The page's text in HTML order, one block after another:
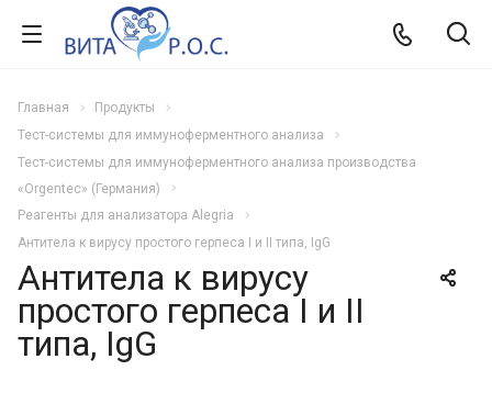
Главная
Продукты
Тест-системы для иммуноферментного анализа
Тест-системы для иммуноферментного анализа производства
«Orgentec» (Германия)
Реагенты для анализатора Alegria
Антитела к вирусу простого герпеса I и II типа, IgG
Антитела к вирусу
простого герпеса I и II
типа, IgG